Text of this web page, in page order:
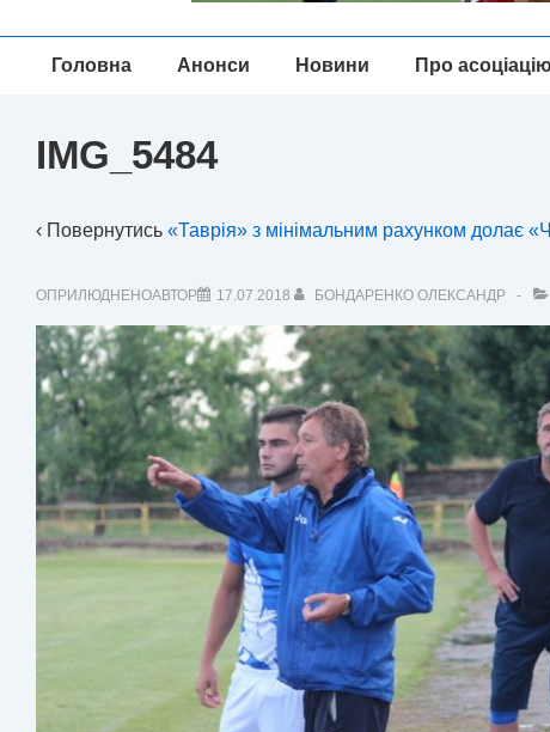
Головна
Головна Анонси Новини Про асоціацію
IMG_5484
‹ Повернутись «Таврія» з мінімальним рахунком долає
ОПРИЛЮДНЕНОАВТОР 17.07.2018 БОНДАРЕНКО ОЛЕКСАНДР